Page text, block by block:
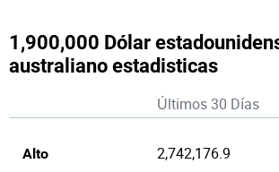
1,900,000 Dólar
australiano estadisticas
Últimos 30 Días
Alto 2,742,176.9